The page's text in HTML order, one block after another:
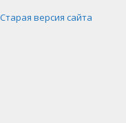
Старая версия сайта